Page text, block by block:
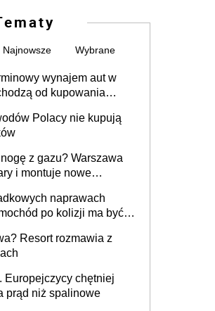
Najnowsze Wybrane
wynajem aut w
od kupowania
Polacy nie kupują
z gazu? Warszawa
i montuje nowe
naprawach
po kolizji ma być
Resort rozmawia z
Europejczycy chętniej
prąd niż spalinowe